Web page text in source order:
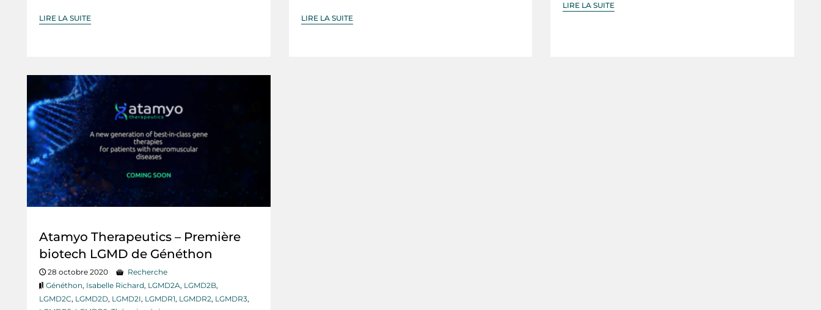
LIRE LA SUITE LIRE LA SUITE
LIRE LA SUITE
Atamyo Therapeutics – Première
biotech LGMD de Généthon
28 octobre 2020
Recherche
Généthon, Isabelle Richard, LGMD2A, LGMD2B,
LGMD2C, LGMD2D, LGMD2I, LGMDR1, LGMDR2, LGMDR3,